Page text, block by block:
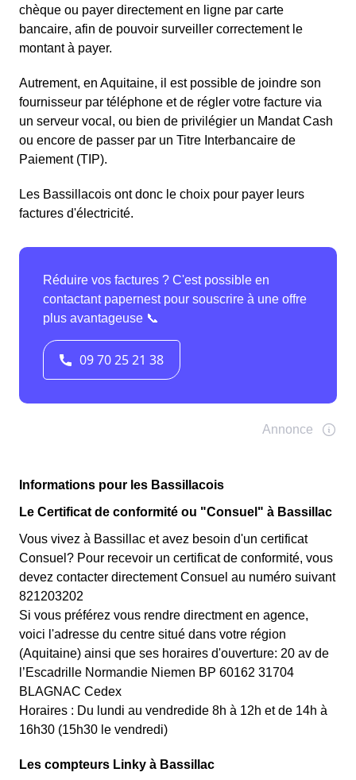
chèque ou payer directement en ligne par carte
bancaire, afin de pouvoir surveiller correctement le
montant à payer.
Autrement, en Aquitaine, il est possible de joindre son
fournisseur par téléphone et de régler votre facture via
un serveur vocal, ou bien de privilégier un Mandat Cash
ou encore de passer par un Titre Interbancaire de
Paiement (TIP).
Les Bassillacois ont donc le choix pour payer leurs
factures d'électricité.
Informations pour les Bassillacois
Le Certificat de conformité ou "Consuel" à Bassillac
Vous vivez à Bassillac et avez besoin d'un certificat
Consuel? Pour recevoir un certificat de conformité, vous
devez contacter directement Consuel au numéro suivant
821203202
Si vous préférez vous rendre directment en agence,
voici l'adresse du centre situé dans votre région
(Aquitaine) ainsi que ses horaires d'ouverture: 20 av de
l’Escadrille Normandie Niemen BP 60162 31704
BLAGNAC Cedex
Horaires : Du lundi au vendredide 8h à 12h et de 14h à
16h30 (15h30 le vendredi)
Les compteurs Linky à Bassillac